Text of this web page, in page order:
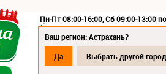
Пн-Пт 08:00-16:00, Сб 09:00-13:00
Ваш регион: Астрахань?
Да
Выбрать другой город